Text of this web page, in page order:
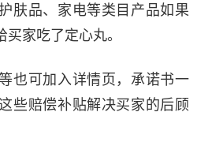
肤品、家电等类目产品如果
家吃了定心丸。
也可加入详情页，承诺书一
些赔偿补贴解决买家的后顾